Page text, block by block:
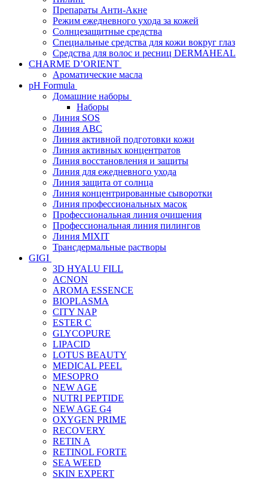
Препараты Анти-Акне
Режим ежедневного ухода за кожей
Солнцезащитные средства
Специальные средства для кожи вокруг глаз
Средства для волос и ресниц DERMAHEAL
CHARME D’ORIENT
Ароматические масла
pH Formula
Домашние наборы
Наборы
Линия SOS
Линия АВС
Линия активной подготовки кожи
Линия активных концентратов
Линия восстановления и защиты
Линия для ежедневного ухода
Линия защита от солнца
Линия концентрированные сыворотки
Линия профессиональных масок
Профессиональная линия очищения
Профессиональная линия пилингов
Линия MIXIT
Трансдермальные растворы
GIGI
3D HYALU FILL
ACNON
AROMA ESSENCE
BIOPLASMA
CITY NAP
ESTER C
GLYCOPURE
LIPACID
LOTUS BEAUTY
MEDICAL PEEL
MESOPRO
NEW AGE
NUTRI PEPTIDE
NEW AGE G4
OXYGEN PRIME
RECOVERY
RETIN A
RETINOL FORTE
SEA WEED
SKIN EXPERT